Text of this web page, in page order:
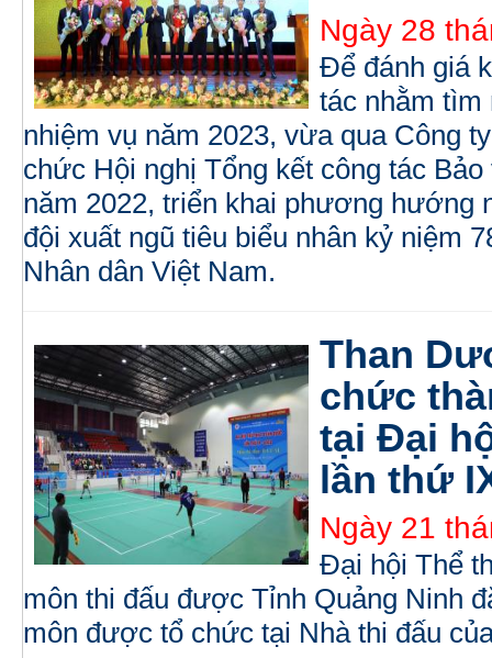
Ngày 28
Để đánh giá
tác nhằm tìm
nhiệm vụ năm 2023, vừa qua Công
chức Hội nghị Tổng kết công tác
năm 2022, triển khai phương hướng
đội xuất ngũ tiêu biểu nhân kỷ niệm
Nhân dân Việt Nam.
Than
chức
tại Đại
lần thứ
Ngày 21
Đại hội Thể
môn thi đấu được Tỉnh Quảng Ninh
môn được tổ chức tại Nhà thi đấu